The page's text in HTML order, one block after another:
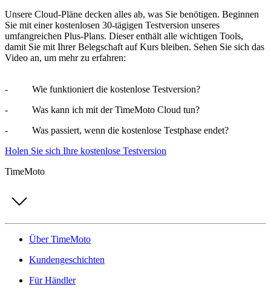
Unsere Cloud-Pläne decken alles ab, was Sie benötigen. Beginnen
Sie mit einer kostenlosen 30-tägigen Testversion unseres
umfangreichen Plus-Plans. Dieser enthält alle wichtigen Tools,
damit Sie mit Ihrer Belegschaft auf Kurs bleiben. Sehen Sie sich das
Video an, um mehr zu erfahren:
- Wie funktioniert die kostenlose Testversion?
- Was kann ich mit der TimeMoto Cloud tun?
- Was passiert, wenn die kostenlose Testphase endet?
Holen Sie sich Ihre kostenlose Testversion
TimeMoto
Über TimeMoto
Kundengeschichten
Für Händler